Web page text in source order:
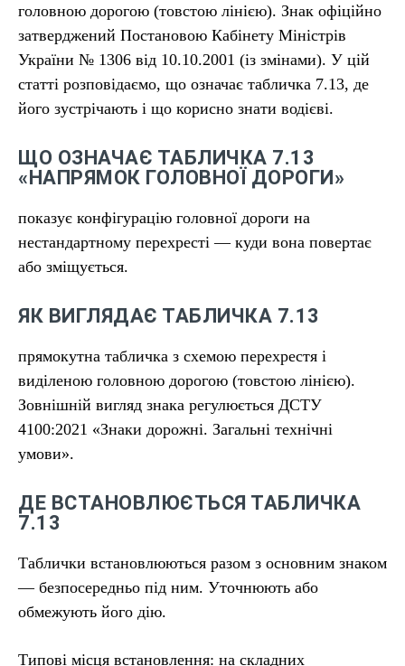
головною дорогою (товстою лінією). Знак офіційно
затверджений Постановою Кабінету Міністрів
України № 1306 від 10.10.2001 (із змінами). У цій
статті розповідаємо, що означає табличка 7.13, де
його зустрічають і що корисно знати водієві.
ЩО ОЗНАЧАЄ ТАБЛИЧКА 7.13
«НАПРЯМОК ГОЛОВНОЇ ДОРОГИ»
показує конфігурацію головної дороги на
нестандартному перехрестi — куди вона повертає
або зміщується.
ЯК ВИГЛЯДАЄ ТАБЛИЧКА 7.13
прямокутна табличка з схемою перехрестя і
виділеною головною дорогою (товстою лінією).
Зовнішній вигляд знака регулюється ДСТУ
4100:2021 «Знаки дорожні. Загальні технічні
умови».
ДЕ ВСТАНОВЛЮЄТЬСЯ ТАБЛИЧКА
7.13
Таблички встановлюються разом з основним знаком
— безпосередньо під ним. Уточнюють або
обмежують його дію.
Типові місця встановлення: на складних